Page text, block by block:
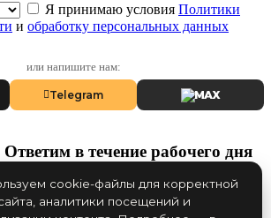
Я принимаю условия Политики
и обработку персональных данных
или напишите нам:
Telegram MAX
Ответим в течение рабочего дня
Я принимаю условия Политики
cookie-файлы для корректной
аналитики посещений и